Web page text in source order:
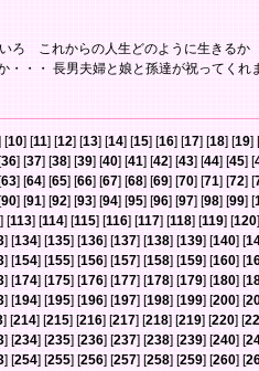
ろ これからの人生どのように生きるか
・・・ 長男夫婦と娘と孫達が祝ってくれ
[10] [11] [12] [13] [14] [15] [16] [17] [18] [19] [
36] [37] [38] [39] [40] [41] [42] [43] [44] [45] [
63] [64] [65] [66] [67] [68] [69] [70] [71] [72] [
90] [91] [92] [93] [94] [95] [96] [97] [98] [99] [
] [113] [114] [115] [116] [117] [118] [119] [120
] [134] [135] [136] [137] [138] [139] [140] [
] [154] [155] [156] [157] [158] [159] [160] [
] [174] [175] [176] [177] [178] [179] [180] [
] [194] [195] [196] [197] [198] [199] [200] [
] [214] [215] [216] [217] [218] [219] [220] [
] [234] [235] [236] [237] [238] [239] [240] [
] [254] [255] [256] [257] [258] [259] [260] [